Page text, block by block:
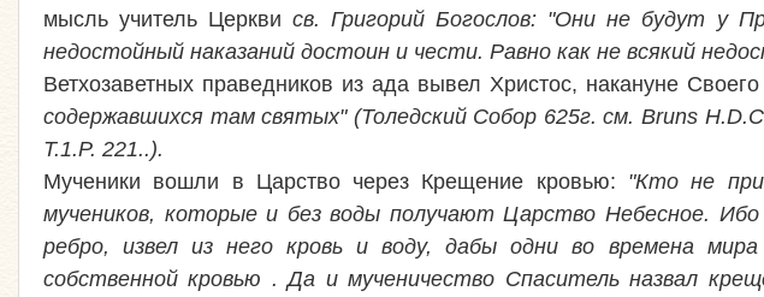
мысль учитель Церквисв. Григорий Богослов: "Они не будут у
недостойный наказаний достоин и чести. Равно как не всякий
Ветхозаветных праведников из ада вывел Христос, накануне
содержавшихся там святых" (Толедский Собор 625г. см. Bruns
T.1.P. 221..).
Мученики вошли в Царство через Крещение кровью: "Кто не
мучеников, которые и без воды получают Царство Небесное.
ребро, извел из него кровь и воду, дабы одни во времена
собственной кровью . Да и мученичество Спаситель назвал